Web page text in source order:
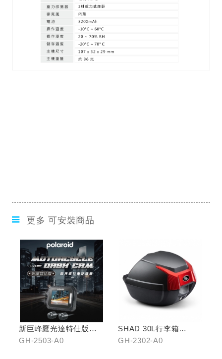
更多 可安裝商品
新巨峰鷹光達特仕版行
車紀錄器
GH-2503-A0
SHAD 30L行李箱
(KYMCO專屬款)
GH-2302-A0